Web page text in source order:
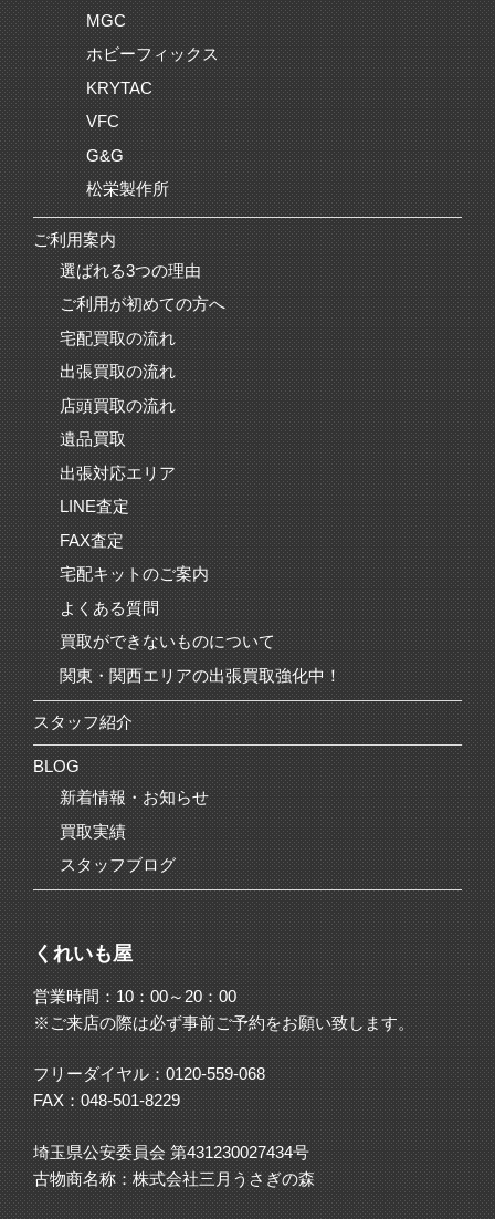
MGC
ホビーフィックス
KRYTAC
VFC
G&G
松栄製作所
ご利用案内
選ばれる3つの理由
ご利用が初めての方へ
宅配買取の流れ
出張買取の流れ
店頭買取の流れ
遺品買取
出張対応エリア
LINE査定
FAX査定
宅配キットのご案内
よくある質問
買取ができないものについて
関東・関西エリアの出張買取強化中！
スタッフ紹介
BLOG
新着情報・お知らせ
買取実績
スタッフブログ
くれいも屋
営業時間：10：00～20：00
※ご来店の際は必ず事前ご予約をお願い致します。
フリーダイヤル：0120-559-068
FAX：048-501-8229
埼玉県公安委員会 第431230027434号
古物商名称：株式会社三月うさぎの森